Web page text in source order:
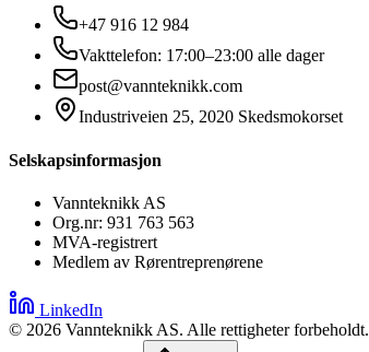
+47 916 12 984
Vakttelefon: 17:00–23:00 alle dager
post@vannteknikk.com
Industriveien 25, 2020 Skedsmokorset
Selskapsinformasjon
Vannteknikk AS
Org.nr: 931 763 563
MVA-registrert
Medlem av Rørentreprenørene
LinkedIn
© 2026 Vannteknikk AS. Alle rettigheter forbeholdt.